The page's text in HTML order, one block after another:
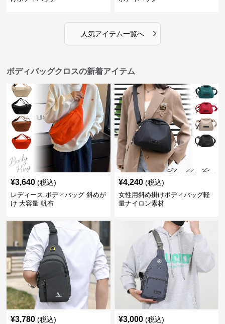
人気アイテム一覧へ ›
ボディバッグクロスの新着アイテム
¥3,640 (税込)
レディース ボディバッグ 斜めが
け 大容量 帆布
¥4,240 (税込)
女性用斜め掛けボディバッグ軽
量ナイロン素材
¥3,780 (税込) ¥3,000 (税込)